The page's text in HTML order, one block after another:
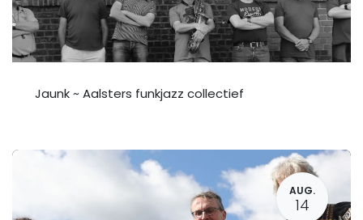
Jaunk ~ Aalsters funkjazz collectief
AUG.
14